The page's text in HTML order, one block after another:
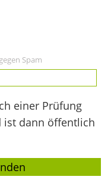
Spam
einer Prüfung
ist dann öffentlich